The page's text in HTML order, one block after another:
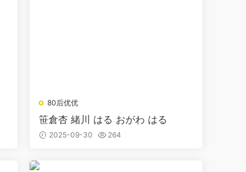
80后优优
笹倉杏 緒川 はる おがわ はる
2025-09-30 264